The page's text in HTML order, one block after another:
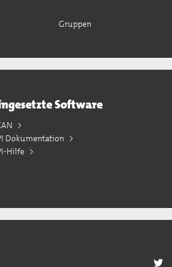
Gruppen
Software
Dokumentation
Hilfe